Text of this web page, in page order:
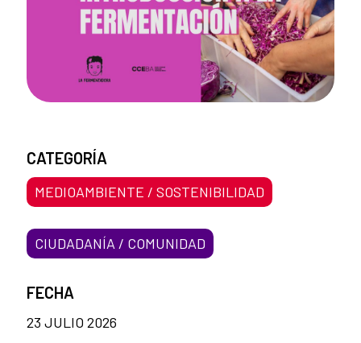
CATEGORÍA
MEDIOAMBIENTE / SOSTENIBILIDAD
CIUDADANÍA / COMUNIDAD
FECHA
23 JULIO 2026